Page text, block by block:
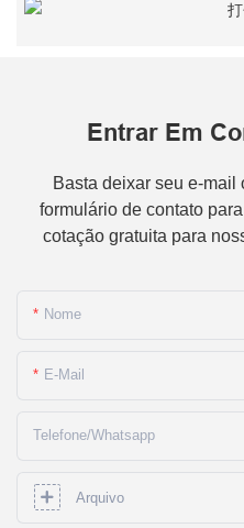
Entrar Em
Basta deixar seu e-mail
formulário de contato
cotação gratuita para
Nome
E-Mail
Telefone/whatsapp
Arquivo